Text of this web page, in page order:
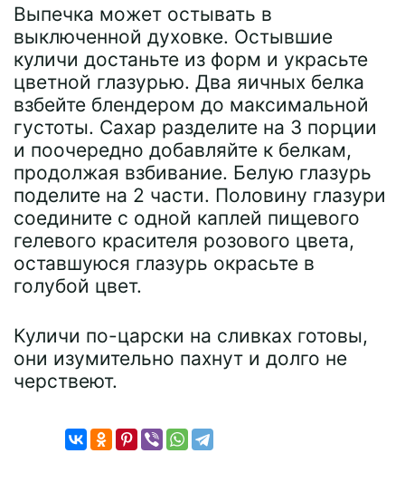
Выпечка может остывать в
выключенной духовке. Остывшие
куличи достаньте из форм и украсьте
цветной глазурью. Два яичных белка
взбейте блендером до максимальной
густоты. Сахар разделите на 3 порции
и поочередно добавляйте к белкам,
продолжая взбивание. Белую глазурь
поделите на 2 части. Половину глазури
соедините с одной каплей пищевого
гелевого красителя розового цвета,
оставшуюся глазурь окрасьте в
голубой цвет.
Куличи по-царски на сливках готовы,
они изумительно пахнут и долго не
черствеют.